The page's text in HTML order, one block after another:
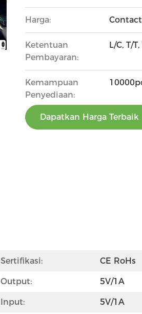
Harga:
Ketentuan
Pembayaran:
L/C, T/
Kemampuan
Penyediaan:
Dapatkan Harga Terbaik
Sertifikasi: CE RoHs
Output: 5V/1A
Input: 5V/1A